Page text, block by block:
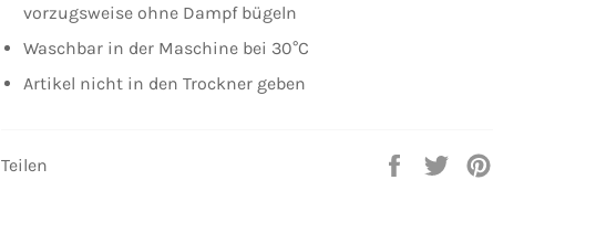
vorzugsweise ohne Dampf bügeln
Waschbar in der Maschine bei 30°C
Artikel nicht in den Trockner geben
Teilen
Auf
Auf